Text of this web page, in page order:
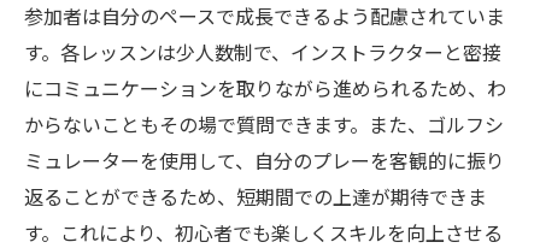
参加者は自分のペースで成長できるよう配慮されていま
す。各レッスンは少人数制で、インストラクターと密接
にコミュニケーションを取りながら進められるため、わ
からないこともその場で質問できます。また、ゴルフシ
ミュレーターを使用して、自分のプレーを客観的に振り
返ることができるため、短期間での上達が期待できま
す。これにより、初心者でも楽しくスキルを向上させる